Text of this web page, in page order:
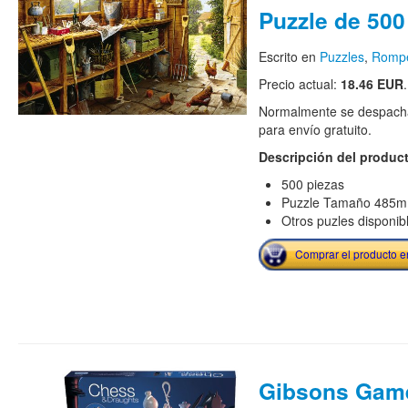
Puzzle de
Escrito en Puzzles,
Precio actual: 18.46 EUR.
Normalmente se
para envío gratuito.
Descripción del
500 piezas
Puzzle Tamaño
Otros puzles
Comprar el producto
Gibsons